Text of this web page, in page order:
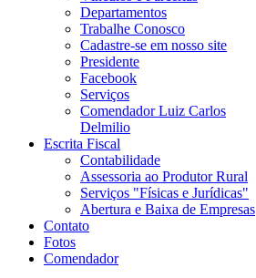
Departamentos
Trabalhe Conosco
Cadastre-se em nosso site
Presidente
Facebook
Serviços
Comendador Luiz Carlos
Delmilio
Escrita Fiscal
Contabilidade
Assessoria ao Produtor Rural
Serviços "Físicas e Jurídicas"
Abertura e Baixa de Empresas
Contato
Fotos
Comendador